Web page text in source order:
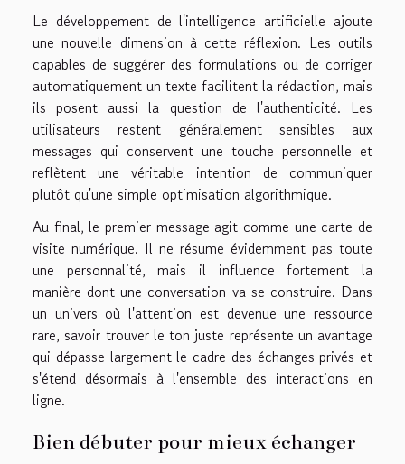
Le développement de l'intelligence artificielle ajoute
une nouvelle dimension à cette réflexion. Les outils
capables de suggérer des formulations ou de corriger
automatiquement un texte facilitent la rédaction, mais
ils posent aussi la question de l'authenticité. Les
utilisateurs restent généralement sensibles aux
messages qui conservent une touche personnelle et
reflètent une véritable intention de communiquer
plutôt qu'une simple optimisation algorithmique.
Au final, le premier message agit comme une carte de
visite numérique. Il ne résume évidemment pas toute
une personnalité, mais il influence fortement la
manière dont une conversation va se construire. Dans
un univers où l'attention est devenue une ressource
rare, savoir trouver le ton juste représente un avantage
qui dépasse largement le cadre des échanges privés et
s'étend désormais à l'ensemble des interactions en
ligne.
Bien débuter pour mieux échanger